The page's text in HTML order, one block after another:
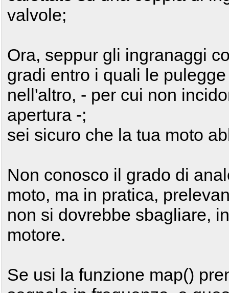
valvole;
Ora, seppur gli ingranaggi
gradi entro i quali le
nell'altro, - per cui non
apertura -;
sei sicuro che la tua moto
Non conosco il grado di
moto, ma in pratica,
non si dovrebbe sbagliare,
motore.
Se usi la funzione map()